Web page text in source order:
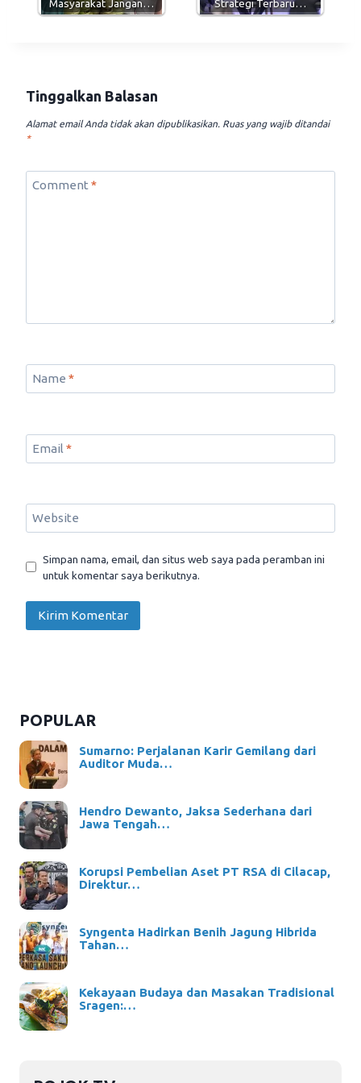
Masyarakat Jangan… Strategi Terbaru…
Tinggalkan Balasan
Alamat email Anda tidak akan dipublikasikan. Ruas yang wajib ditandai
*
Comment *
Name *
Email *
Website
Simpan nama, email, dan situs web saya pada peramban ini
untuk komentar saya berikutnya.
POPULAR
Sumarno: Perjalanan Karir Gemilang dari
Auditor Muda…
Hendro Dewanto, Jaksa Sederhana dari
Jawa Tengah…
Korupsi Pembelian Aset PT RSA di Cilacap,
Direktur…
Syngenta Hadirkan Benih Jagung Hibrida
Tahan…
Kekayaan Budaya dan Masakan Tradisional
Sragen:…